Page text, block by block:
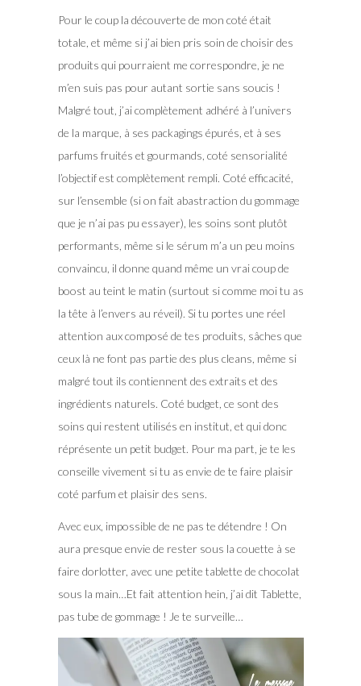
Pour le coup la découverte de mon coté était
totale, et même si j’ai bien pris soin de choisir des
produits qui pourraient me correspondre, je ne
m’en suis pas pour autant sortie sans soucis !
Malgré tout, j’ai complètement adhéré à l’univers
de la marque, à ses packagings épurés, et à ses
parfums fruités et gourmands, coté sensorialité
l’objectif est complètement rempli. Coté efficacité,
sur l’ensemble (si on fait abastraction du gommage
que je n’ai pas pu essayer), les soins sont plutôt
performants, même si le sérum m’a un peu moins
convaincu, il donne quand même un vrai coup de
boost au teint le matin (surtout si comme moi tu as
la tête à l’envers au réveil). Si tu portes une réel
attention aux composé de tes produits, sâches que
ceux là ne font pas partie des plus cleans, même si
malgré tout ils contiennent des extraits et des
ingrédients naturels. Coté budget, ce sont des
soins qui restent utilisés en institut, et qui donc
réprésente un petit budget. Pour ma part, je te les
conseille vivement si tu as envie de te faire plaisir
coté parfum et plaisir des sens.
Avec eux, impossible de ne pas te détendre ! On
aura presque envie de rester sous la couette à se
faire dorlotter, avec une petite tablette de chocolat
sous la main…Et fait attention hein, j’ai dit Tablette,
pas tube de gommage ! Je te surveille…